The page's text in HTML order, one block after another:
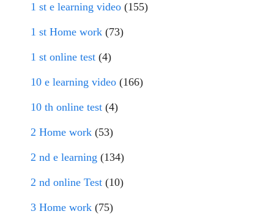
1 st e learning video (155)
1 st Home work (73)
1 st online test (4)
10 e learning video (166)
10 th online test (4)
2 Home work (53)
2 nd e learning (134)
2 nd online Test (10)
3 Home work (75)